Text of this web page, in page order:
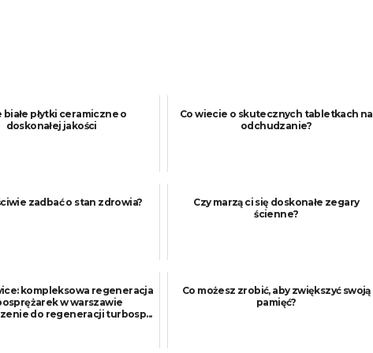
białe płytki ceramiczne o
doskonałej jakości
Co wiecie o skutecznych tabletkach na
odchudzanie?
zadbać o stan zdrowia?
Czy marzą ci się doskonałe zegary
ścienne?
kompleksowa regeneracja
w warszawie
do regeneracji turbosp...
Co możesz zrobić, aby zwiększyć swoją
pamięć?